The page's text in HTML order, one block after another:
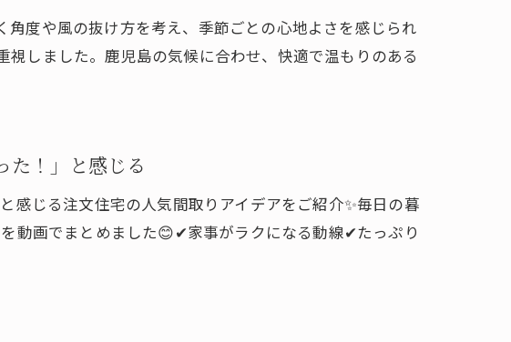
度や風の抜け方を考え、季節ごとの心地よさを感じられ
しました。鹿児島の気候に合わせ、快適で温もりのある
た！」と感じる
感じる注文住宅の人気間取りアイデアをご紹介✨毎日の暮
動画でまとめました😊✔家事がラクになる動線✔たっぷり